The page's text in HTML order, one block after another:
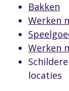
Bakken
Werken
Werken
locaties